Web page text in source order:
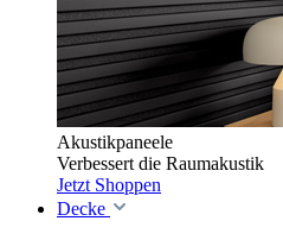
Akustikpaneele
Verbessert die Raumakustik
Jetzt Shoppen
Decke